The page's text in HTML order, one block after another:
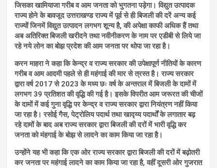
जिसका खामियाजा गरीब व आम जनता को भुगतना पड़ेगा। विद्युत उत्पादक
राज्य होने के बावजूद उत्तराखण्ड राज्य में पूर्व से ही बिजली की दरें अन्य कई
राज्यों जिनमें विद्युत उत्पादन लगभग शून्य है, की अपेक्षा काफी अधिक हैं तथा
अब अतिरिक्त बिजली खरीदने तथा नवीनीकरण के नाम पर एडीबी से लिये जा
रहे नये लोन का बोझ प्रदेश की आम जनता पर थोपा जा रहा है।
करन माहरा ने कहा कि केन्द्र व राज्य सरकार की उपेक्षापूर्ण नीतियों के कारण
गरीब व आम आदमी पहले से ही महंगाई की मार से त्रस्त है। राज्य सरकार
द्वारा वर्ष 2017 से 2023 के मध्य छः वर्ष के अन्तराल में बिजली के दामों में
लगभग 39 प्रतिशत की वृद्धि की गई है। इसके विपरीत आम जरूरत की चीजों
के दामों में कई गुना वृद्धि पर केन्द्र व राज्य सरकार द्वारा नियंत्रण नहीं किया
जा रहा है। रसोई गैस, पेट्रोलिय पदार्थ तथा खाद्य्य पदार्थों के लगातार बढ़
रहे दामों के बाद अब राज्य सरकार द्वारा बिजली की दरों में भारी वृद्धि कर
जनता को मंहगाई के बोझ से लादने का काम किया जा रहा है।
उन्होंने यह भी कहा कि एक ओर राज्य सरकार द्वारा बिजली की दरों में बढ़ोतरी
कर जनता पर महंगाई लादने का काम किया जा रहा है, वहीं दूसरी ओर गुजरात